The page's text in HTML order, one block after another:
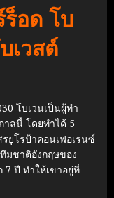
อด โบ
เวสต์
โบเวนเป็นผู้ทำ
าลนี้ โดยทำได้ 5
ยูโรป้าคอนเฟอเรนซ์
มชาติอังกฤษของ
ปี ทำให้เขาอยู่ที่